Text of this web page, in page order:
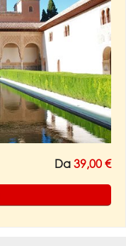
Da 39,00 €